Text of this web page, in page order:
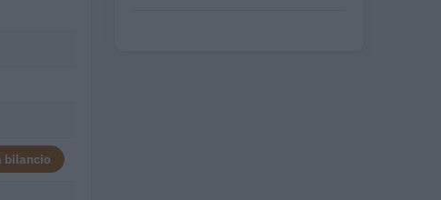
bilancio